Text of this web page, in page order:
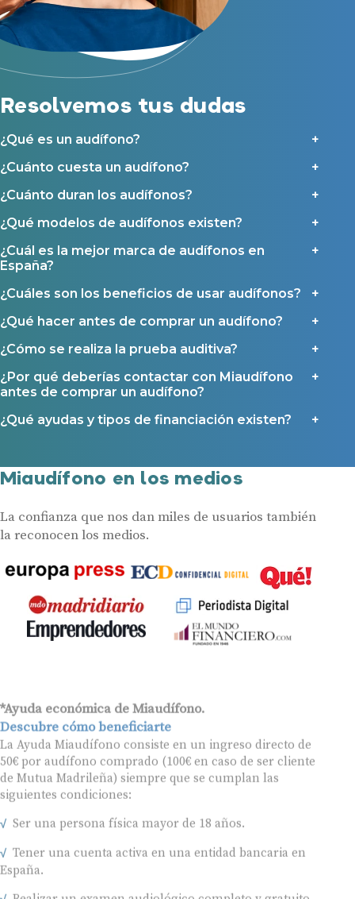
Resolvemos tus dudas
¿Qué es un audífono?
¿Cuánto cuesta un audífono?
¿Cuánto duran los audífonos?
¿Qué modelos de audífonos existen?
¿Cuál es la mejor marca de audífonos en
España?
¿Cuáles son los beneficios de usar audífonos?
¿Qué hacer antes de comprar un audífono?
¿Cómo se realiza la prueba auditiva?
¿Por qué deberías contactar con Miaudífono
antes de comprar un audífono?
¿Qué ayudas y tipos de financiación existen?
Miaudífono en los medios
La confianza que nos dan miles de usuarios también
la reconocen los medios.
*Ayuda económica de Miaudífono.
Descubre cómo beneficiarte
La Ayuda Miaudífono consiste en un ingreso directo de
50€ por audífono comprado (100€ en caso de ser cliente
de Mutua Madrileña) siempre que se cumplan las
siguientes condiciones:
Ser una persona física mayor de 18 años.
Tener una cuenta activa en una entidad bancaria en
España.
Realizar un examen audiológico completo y gratuito
Reparación de audífonos
Asistencia audiológica a domicilio
Seguro para audífonos
Ayudas y subvenciones
Ayudas para audífonos en Castilla-La Mancha
Ayudas para audífonos en Andalucía
Ayudas y subvenciones en La Rioja
Ayudas para audífonos en Galicia
Acepto recibir comunicaciones comerciales por parte de Miaudífono
y sus colaboradores según se detalla en nuestras
Acepto la cesión de estos datos a empresas colaboradoras de
Miaudífono para poder ofrecer los servicios solicitados, según se
detalla en nuestrasCondiciones de uso
Al hacer click en «Contáctanos» declaras haber leído y aceptado nuestra
Política de Privacidad.